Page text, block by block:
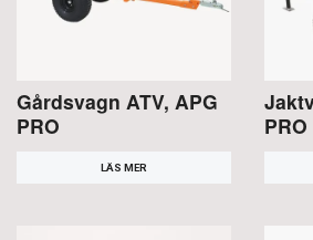
Gårdsvagn ATV, APG
PRO
LÄS MER
PRO